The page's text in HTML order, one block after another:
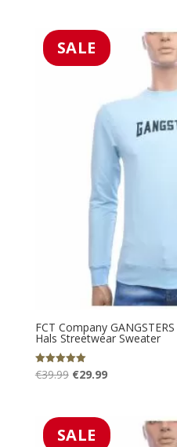
€39.99.€29.99.
SALE
FCT Company
Hals Streetwear Sweater
Gewaardeerd
5.00
€39.99 Oorspronkelijke
€39.99.
€29.99Huidige
€29.99.
SALE